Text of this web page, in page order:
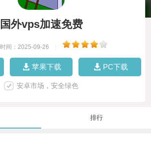
国外vps加速免费
时间：2025-09-26
苹果下载 PC下载
安卓市场，安全绿色
排行